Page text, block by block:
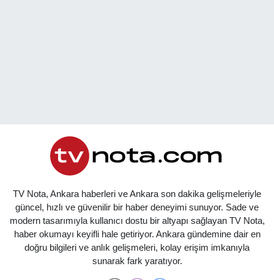
TV Nota, Ankara haberleri ve Ankara son dakika gelişmeleriyle
güncel, hızlı ve güvenilir bir haber deneyimi sunuyor. Sade ve
modern tasarımıyla kullanıcı dostu bir altyapı sağlayan TV Nota,
haber okumayı keyifli hale getiriyor. Ankara gündemine dair en
doğru bilgileri ve anlık gelişmeleri, kolay erişim imkanıyla
sunarak fark yaratıyor.